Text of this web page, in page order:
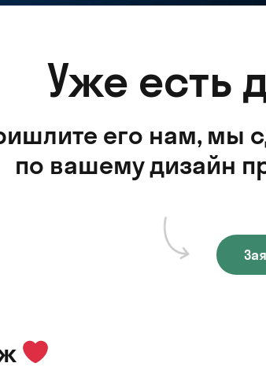
Уже есть
его нам, мы
по вашему дизайн